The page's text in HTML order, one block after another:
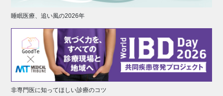
睡眠医療、追い風の2026年
非専門医に知ってほしい診療のコツ